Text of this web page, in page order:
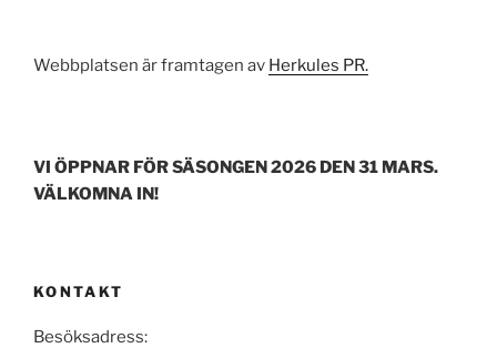
Webbplatsen är framtagen av Herkules PR.
VI ÖPPNAR FÖR SÄSONGEN 2026 DEN 31 MARS.
VÄLKOMNA IN!
KONTAKT
Besöksadress: